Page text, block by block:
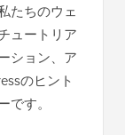
たちのウェ
ュートリア
ション、ア
のヒント
す。